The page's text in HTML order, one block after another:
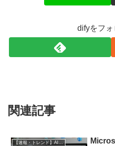
difyをフォ
関連記事